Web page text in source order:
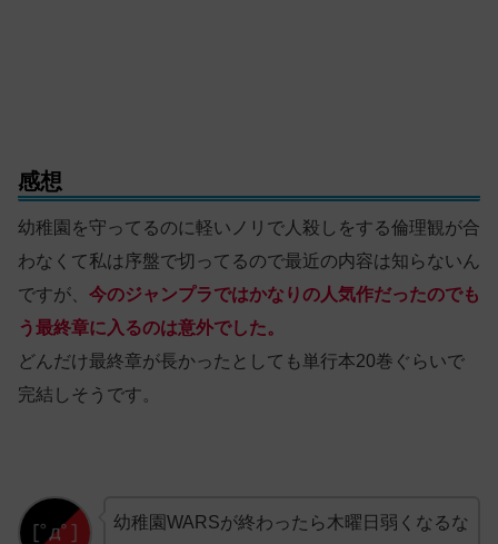
感想
幼稚園を守ってるのに軽いノリで人殺しをする倫理観が合
わなくて私は序盤で切ってるので最近の内容は知らないん
ですが、 今のジャンプラではかなりの人気作だったのでも
う最終章に入るのは意外でした。
どんだけ最終章が長かったとしても単行本20巻ぐらいで
完結しそうです。
幼稚園WARSが終わったら木曜日弱くなるな